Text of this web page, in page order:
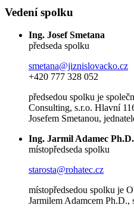
Vedení spolku
Ing. Josef Smetana
předseda spolku
smetana@jiznislovacko.cz
+420 777 328 052
předsedou spolku je
Consulting, s.r.o. Hlavní
Josefem Smetanou,
Ing. Jarmil Adamec Ph.D.
místopředseda spolku
starosta@rohatec.cz
místopředsedou spolku je
Jarmilem Adamcem Ph.D.,